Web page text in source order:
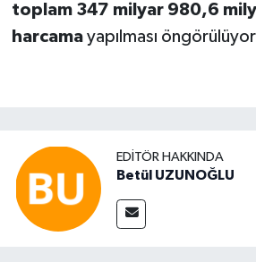
toplam 347 milyar 980,6
harcamayapılması
EDITÖR HAKKINDA
Betül UZUNOĞLU